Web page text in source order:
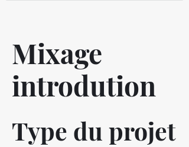
Mixage
introdution
Type du projet